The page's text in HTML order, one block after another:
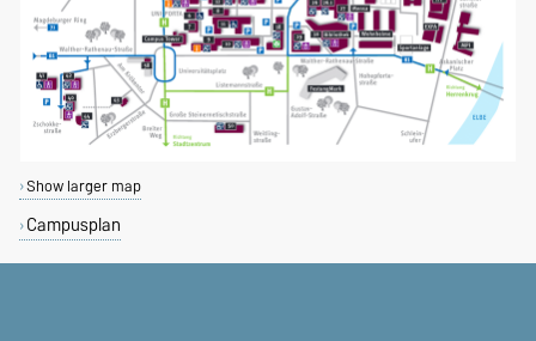
Show larger map
Campusplan